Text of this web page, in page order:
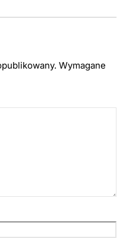
Wymagane